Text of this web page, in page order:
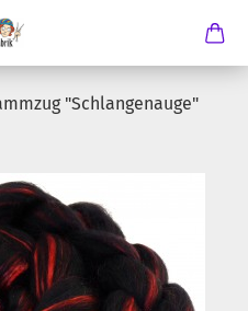
"Schlangenauge"